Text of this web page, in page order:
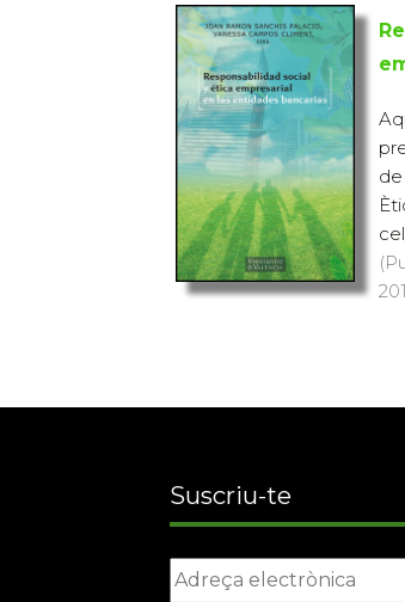
Suscriu-te